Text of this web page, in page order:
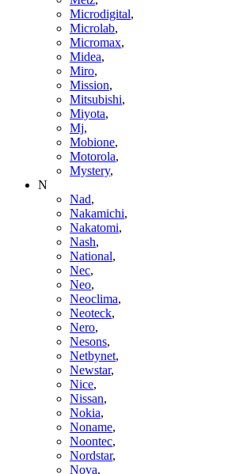
Microdigital,
Microlab,
Micromax,
Midea,
Miro,
Mission,
Mitsubishi,
Miyota,
Mj,
Mobione,
Motorola,
Mystery,
N
Nad,
Nakamichi,
Nakatomi,
Nash,
National,
Nec,
Neo,
Neoclima,
Neoteck,
Nero,
Nesons,
Netbynet,
Newstar,
Nice,
Nissan,
Nokia,
Noname,
Noontec,
Nordstar,
Nova,